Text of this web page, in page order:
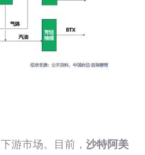
游市场。目前， 沙特阿美